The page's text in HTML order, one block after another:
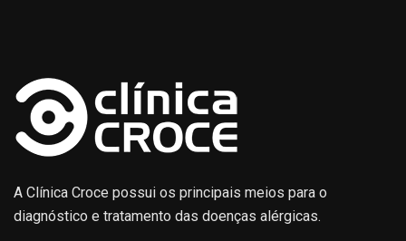
A Clínica Croce possui os principais meios para o
diagnóstico e tratamento das doenças alérgicas.